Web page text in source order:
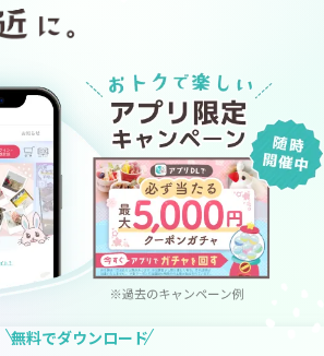
無料でダウンロード